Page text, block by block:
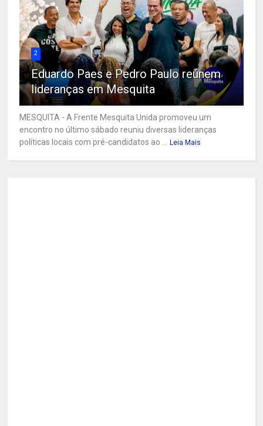
2
Eduardo Paes e Pedro Paulo reúnem
lideranças em Mesquita
MESQUITA - A Frente Mesquita Unida promoveu um
encontro no último sábado reuniu diversas lideranças
políticas locais com pré-candidatos ao ... Leia Mais